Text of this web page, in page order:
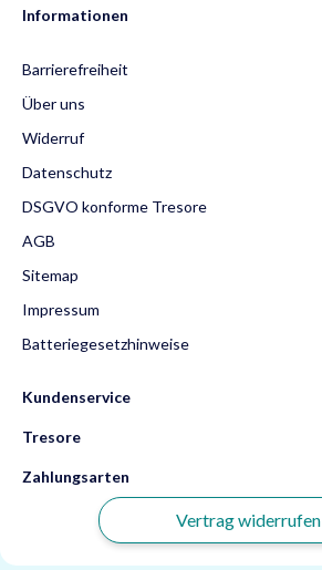
Informationen
Barrierefreiheit
Über uns
Widerruf
Datenschutz
DSGVO konforme Tresore
AGB
Sitemap
Impressum
Batteriegesetzhinweise
Kundenservice
Tresore
Zahlungsarten
Vertrag widerrufen